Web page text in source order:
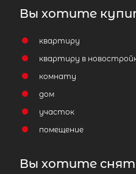
Вы хотите
квартиру
квартиру в
комнату
дом
участок
помещение
Вы хотите